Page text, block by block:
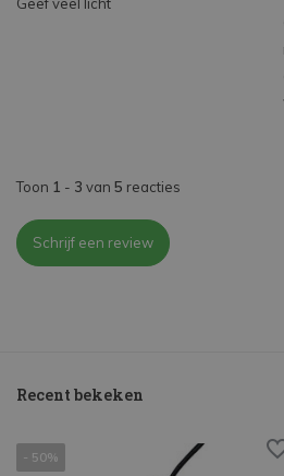
Geef veel licht
Toon 1 - 3 van 5 reacties
Schrijf een review
Recent bekeken
- 50%